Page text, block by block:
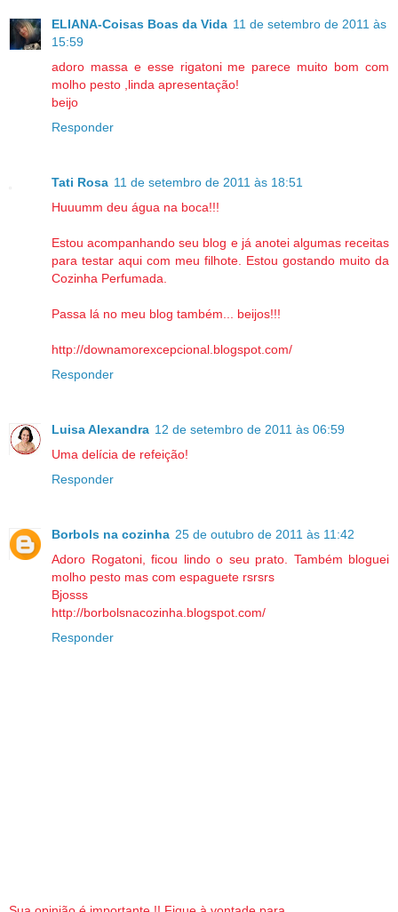
ELIANA-Coisas Boas da Vida 11 de setembro de 2011 às
15:59
adoro massa e esse rigatoni me parece muito bom com
molho pesto ,linda apresentação!
beijo
Responder
Tati Rosa 11 de setembro de 2011 às 18:51
Huuumm deu água na boca!!!
Estou acompanhando seu blog e já anotei algumas receitas
para testar aqui com meu filhote. Estou gostando muito da
Cozinha Perfumada.
Passa lá no meu blog também... beijos!!!
http://downamorexcepcional.blogspot.com/
Responder
Luisa Alexandra 12 de setembro de 2011 às 06:59
Uma delícia de refeição!
Responder
Borbols na cozinha 25 de outubro de 2011 às 11:42
Adoro Rogatoni, ficou lindo o seu prato. Também bloguei
molho pesto mas com espaguete rsrsrs
Bjosss
http://borbolsnacozinha.blogspot.com/
Responder